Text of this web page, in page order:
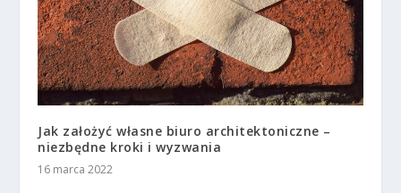
Jak założyć własne biuro architektoniczne –
niezbędne kroki i wyzwania
16 marca 2022